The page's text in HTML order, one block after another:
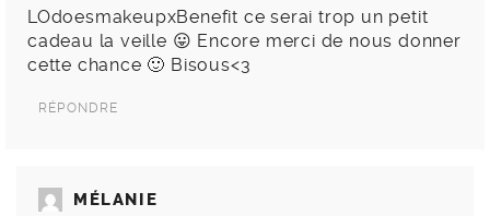
LOdoesmakeupxBenefit ce serai trop un petit
cadeau la veille 😛 Encore merci de nous donner
cette chance 🙂 Bisous<3
RÉPONDRE
MÉLANIE